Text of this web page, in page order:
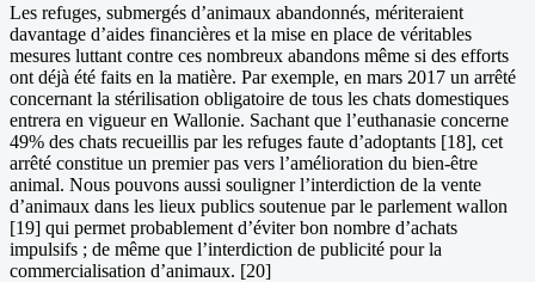
Les refuges, submergés d’animaux abandonnés, mériteraient
davantage d’aides financières et la mise en place de véritables
mesures luttant contre ces nombreux abandons même si des efforts
ont déjà été faits en la matière. Par exemple, en mars 2017 un arrêté
concernant la stérilisation obligatoire de tous les chats domestiques
entrera en vigueur en Wallonie. Sachant que l’euthanasie concerne
49% des chats recueillis par les refuges faute d’adoptants [18], cet
arrêté constitue un premier pas vers l’amélioration du bien-être
animal. Nous pouvons aussi souligner l’interdiction de la vente
d’animaux dans les lieux publics soutenue par le parlement wallon
[19] qui permet probablement d’éviter bon nombre d’achats
impulsifs ; de même que l’interdiction de publicité pour la
commercialisation d’animaux. [20]